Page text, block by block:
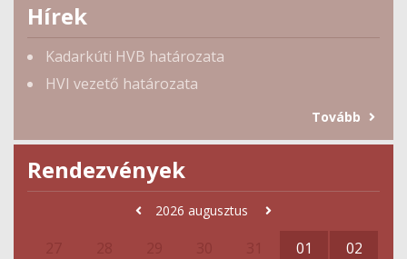
Hírek
Kadarkúti HVB határozata
HVI vezető határozata
Tovább
Rendezvények
2026 augusztus
01
02